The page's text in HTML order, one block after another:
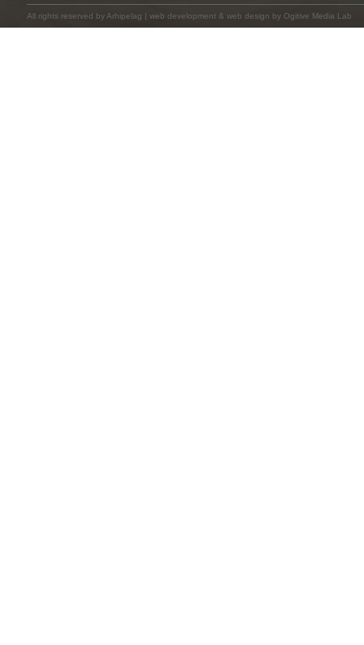
All rights reserved by Arhipelag | web development & web design by Ogitive Media Lab